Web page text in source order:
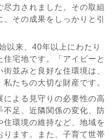
力されました。その取組
その成果をしっかりと引
以来、40年以上にわたり
宅地です。「アイビーと
並みと良好な住環境は、
たちの大切な財産です。
よる見守りの必要性の高
不足、近隣関係の変化、防
環境の維持など、地域を
ます。また、子育て世帯